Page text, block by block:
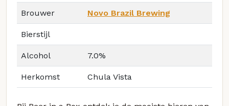
Brouwer Novo Brazil Brewing
Bierstijl
Alcohol 7.0%
Herkomst Chula Vista